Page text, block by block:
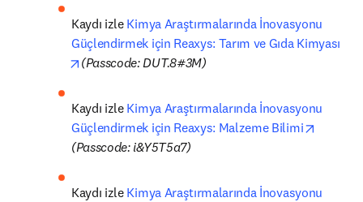
Kaydı izle Kimya Araştırmalarında İnovasyonu
opens in new tab/window
(Passcode: DUT.8#3M)
Kaydı izle Kimya Araştırmalarında İnovasyonu
Güçlendirmek için Reaxys: Malzeme Bilimi
(Passcode: i&Y5T5a7)
Kaydı izle Kimya Araştırmalarında İnovasyonu